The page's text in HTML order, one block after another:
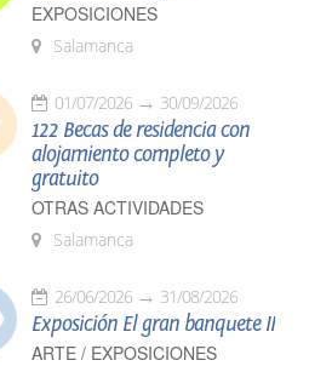
EXPOSICIONES
Salamanca
01/07/2026 30/09/2026
122 Becas de residencia con
alojamiento completo y
gratuito
OTRAS ACTIVIDADES
Salamanca
26/06/2026 31/08/2026
Exposición El gran banquete II
ARTE / EXPOSICIONES